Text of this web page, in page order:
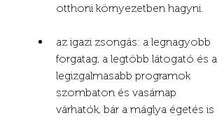
otthoni környezetben hagyni.
az igazi zsongás: a legnagyobb
forgatag, a legtöbb látogató és a
legizgalmasabb programok
szombaton és vasárnap
várhatók, bár a máglya égetés is